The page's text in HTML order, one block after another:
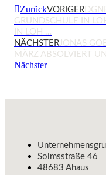
ZurückVORIGER
GRUNDSCHULE IN
IN LOH …
NÄCHSTERJONAS
MÄRZ ABSOLVIERT
Nächster
Solmsstraße 46
48683 Ahaus